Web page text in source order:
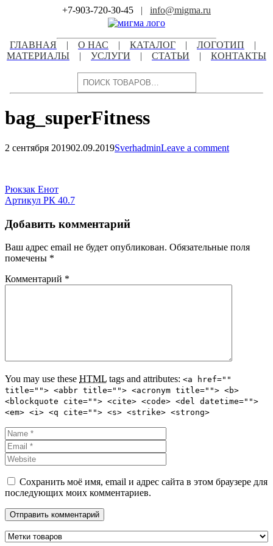
+7-903-720-30-45 | info@migma.ru
ГЛАВНАЯ | О НАС | КАТАЛОГ | ЛОГОТИП
|
МАТЕРИАЛЫ
| УСЛУГИ | СТАТЬИ | КОНТАКТЫ
Поиск
bag_superFitness
2 сентября 201902.09.2019SverhadminLeave a comment
записям
Навигация
по
записям
Рюкзак Енот
Артикул РК 40.7
Добавить комментарий
Ваш адрес email не будет опубликован. Обязательные поля
помечены *
Комментарий *
You may use these HTML tags and attributes: <a href=""
title=""> <abbr title=""> <acronym title=""> <b>
<blockquote cite=""> <cite> <code> <del datetime="">
<em> <i> <q cite=""> <s> <strike> <strong>
Сохранить моё имя, email и адрес сайта в этом браузере для
последующих моих комментариев.